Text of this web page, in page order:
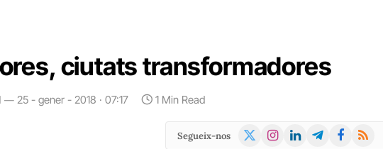
ciutats transformadores
25 - gener - 2018 · 07:17 1 Min Read
Segueix-nos
X
Instagram
LinkedInTelegramFacebook
RSS